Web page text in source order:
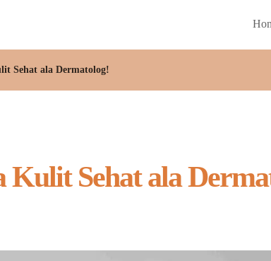
Sehat ala Dermatolog!
Kulit Sehat ala